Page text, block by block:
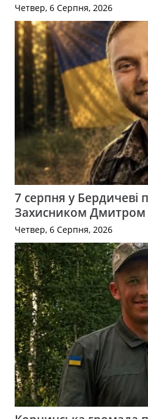
Четвер, 6 Серпня, 2026
7 серпня у Бердичеві
Захисником
Четвер, 6 Серпня, 2026